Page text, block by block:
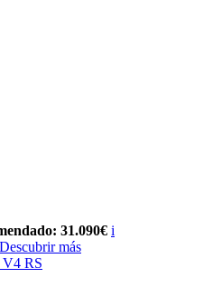
31.090€ i
Descubrir más
RS